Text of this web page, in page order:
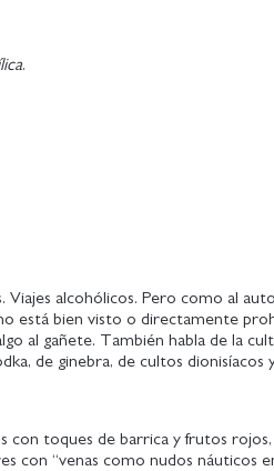
.
Viajes alcohólicos. Pero como al
está bien visto o directamente
al gañete. También habla de la
de ginebra, de cultos dionisíacos
con toques de barrica y frutos rojos,
con “venas como nudos náuticos